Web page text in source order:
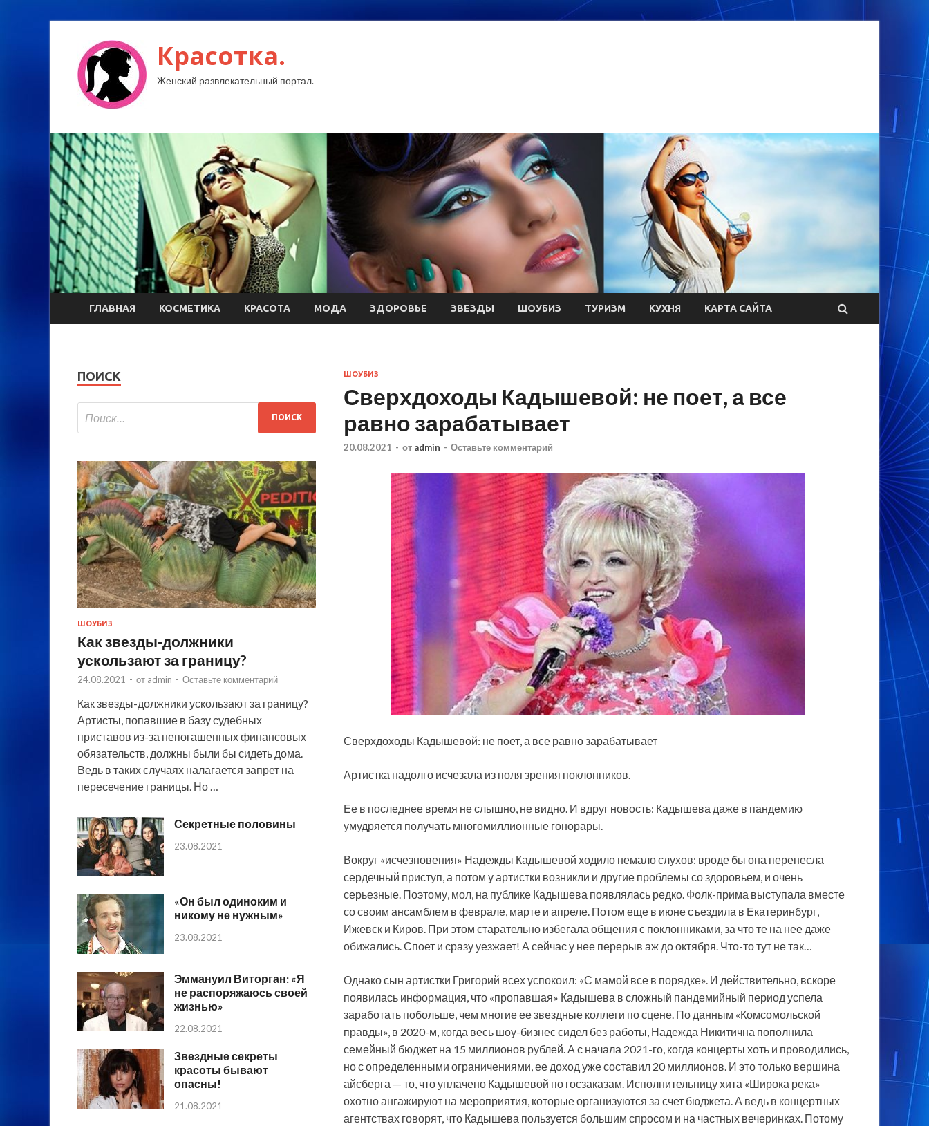
Красотка.
Женский развлекательный портал.
ГЛАВНАЯ КОСМЕТИКА КРАСОТА МОДА ЗДОРОВЬЕ ЗВЕЗДЫ ШОУБИЗ ТУРИЗМ КУХНЯ КАРТА САЙТА
ШОУБИЗ
Сверхдоходы Кадышевой: не поет, а все
равно зарабатывает
20.08.2021 - от admin - Оставьте комментарий
Сверхдоходы Кадышевой: не поет, а все равно зарабатывает
Артистка надолго исчезала из поля зрения поклонников.
Ее в последнее время не слышно, не видно. И вдруг новость: Кадышева даже в пандемию
умудряется получать многомиллионные гонорары.
Вокруг «исчезновения» Надежды Кадышевой ходило немало слухов: вроде бы она перенесла
сердечный приступ, а потом у артистки возникли и другие проблемы со здоровьем, и очень
серьезные. Поэтому, мол, на публике Кадышева появлялась редко. Фолк-прима выступала вместе
со своим ансамблем в феврале, марте и апреле. Потом еще в июне съездила в Екатеринбург,
Ижевск и Киров. При этом старательно избегала общения с поклонниками, за что те на нее даже
обижались. Споет и сразу уезжает! А сейчас у нее перерыв аж до октября. Что-то тут не так…
Однако сын артистки Григорий всех успокоил: «С мамой все в порядке». И действительно, вскоре
появилась информация, что «пропавшая» Кадышева в сложный пандемийный период успела
заработать побольше, чем многие ее звездные коллеги по сцене. По данным «Комсомольской
правды», в 2020-м, когда весь шоу-бизнес сидел без работы, Надежда Никитична пополнила
семейный бюджет на 15 миллионов рублей. А с начала 2021-го, когда концерты хоть и проводились,
но с определенными ограничениями, ее доход уже составил 20 миллионов. И это только вершина
айсберга — то, что уплачено Кадышевой по госзаказам. Исполнительницу хита «Широка река»
охотно ангажируют на мероприятия, которые организуются за счет бюджета. А ведь в концертных
агентствах говорят, что Кадышева пользуется большим спросом и на частных вечеринках. Потому
ПОИСК
ШОУБИЗ
Как звезды-должники
ускользают за границу?
24.08.2021 - от admin - Оставьте комментарий
Как звезды-должники ускользают за границу?
Артисты, попавшие в базу судебных
приставов из-за непогашенных финансовых
обязательств, должны были бы сидеть дома.
Ведь в таких случаях налагается запрет на
пересечение границы. Но …
Секретные половины
23.08.2021
«Он был одиноким и
никому не нужным»
23.08.2021
Эммануил Виторган: «Я
не распоряжаюсь своей
жизнью»
22.08.2021
Звездные секреты
красоты бывают
опасны!
21.08.2021